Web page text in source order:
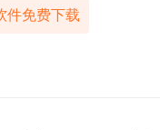
件免费下载